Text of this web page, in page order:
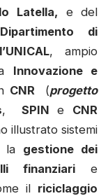
Latella, e del
di
, ampio
Innovazione e
CNR (progetto
,SPINe CNR
illustrato sistemi
la gestione dei
finanziari e
il riciclaggio